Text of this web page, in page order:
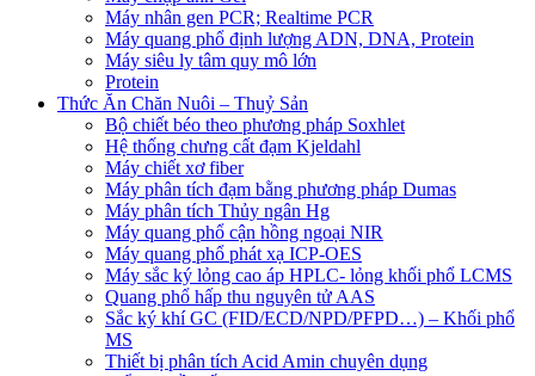
Máy nhân gen PCR; Realtime PCR
Máy quang phổ định lượng ADN, DNA, Protein
Máy siêu ly tâm quy mô lớn
Protein
Thức Ăn Chăn Nuôi – Thuỷ Sản
Bộ chiết béo theo phương pháp Soxhlet
Hệ thống chưng cất đạm Kjeldahl
Máy chiết xơ fiber
Máy phân tích đạm bằng phương pháp Dumas
Máy phân tích Thủy ngân Hg
Máy quang phổ cận hồng ngoại NIR
Máy quang phổ phát xạ ICP-OES
Máy sắc ký lỏng cao áp HPLC- lỏng khối phổ LCMS
Quang phổ hấp thu nguyên tử AAS
Sắc ký khí GC (FID/ECD/NPD/PFPD…) – Khối phổ
MS
Thiết bị phân tích Acid Amin chuyên dụng